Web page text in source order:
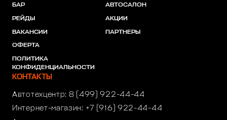
БАР
РЕЙДЫ
ВАКАНСИИ
ОФЕРТА
ПОЛИТИКА
КОНФИДЕНЦИАЛЬНОСТИ
АВТОСАЛОН
АКЦИИ
ПАРТНЕРЫ
КОНТАКТЫ
Автотехцентр: 8 (499) 922-44-44
Интернет-магазин: +7 (916) 922-44-44